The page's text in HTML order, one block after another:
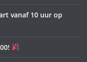
vanaf 10 uur op